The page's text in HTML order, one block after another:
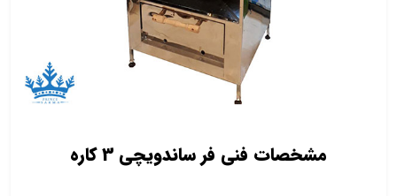
مشخصات فنی فر ساندویچی 3 کاره